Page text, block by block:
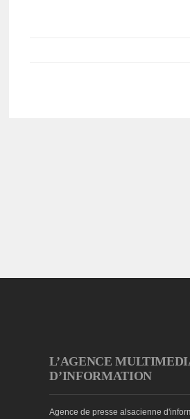
L’AGENCE
D’INFORMATION
Agence de presse alsacienne